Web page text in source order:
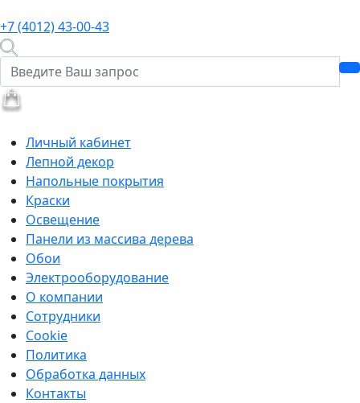
+7 (4012) 43-00-43
Личный кабинет
Лепной декор
Напольные покрытия
Краски
Освещение
Панели из массива дерева
Обои
Электрооборудование
О компании
Сотрудники
Cookie
Политика
Обработка данных
Контакты